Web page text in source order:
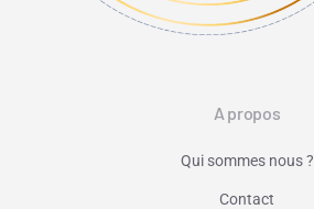
A propos
Qui sommes nous ?
Contact